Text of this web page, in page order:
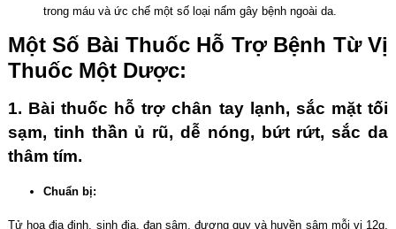
trong máu và ức chế một số loại nấm gây bệnh ngoài da.
Một Số Bài Thuốc Hỗ Trợ Bệnh Từ Vị
Thuốc Một Dược:
1. Bài thuốc hỗ trợ chân tay lạnh, sắc mặt tối
sạm, tinh thần ủ rũ, dễ nóng, bứt rứt, sắc da
thâm tím.
Chuẩn bị:
Tử hoa địa đinh, sinh địa, đan sâm, đương quy và huyền sâm mỗi vị 12g,